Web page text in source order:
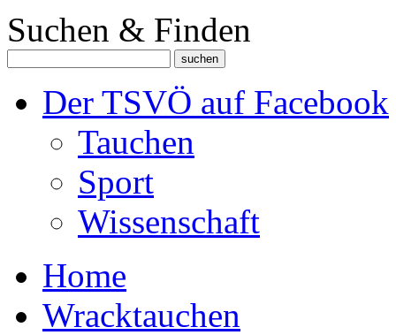
Suchen & Finden
Der TSVÖ auf Facebook
Tauchen
Sport
Wissenschaft
Home
Wracktauchen